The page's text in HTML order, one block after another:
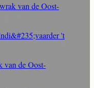
van de Oost-
't
van de Oost-